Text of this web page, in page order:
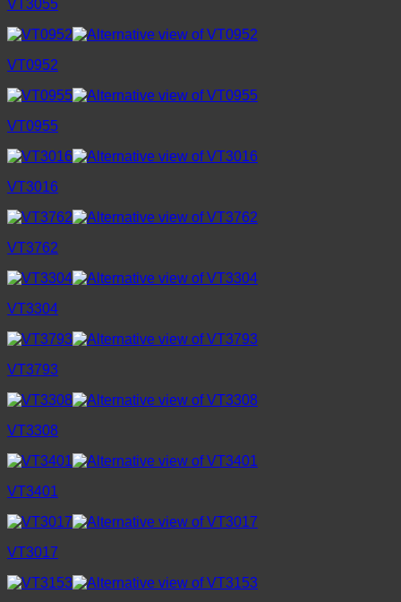
VT3055
VT0952
VT0955
VT3016
VT3762
VT3304
VT3793
VT3308
VT3401
VT3017